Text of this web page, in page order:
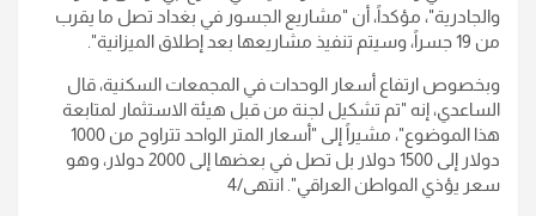
والجادرية"، مؤكداً، أن "مشاريع الجسور في بغداد تصل ما يقرب
من 19 جسراً، وسيتم تنفيذ مشاريعها بعد إطلاق الميزانية".
وبخصوص ارتفاع أسعار الوحدات في المجمعات السكنية، قال
الساعدي، إنه "تم تشكيل لجنة من قبل هيئة الاستثمار لمتابعة
هذا الموضوع"، مشيراً إلى "أسعار المتر الواحد تتراوح من 1000
دولار إلى 1500 دولار بل تصل في بعضها إلى 2000 دولار، وهو
سعر يؤذي المواطن العراقي". انتهى/4